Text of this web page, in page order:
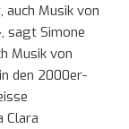
auch Musik von
sagt Simone
Musik von
den 2000er-
Clara